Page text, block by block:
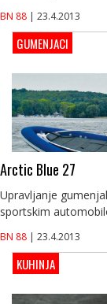
BN 88 | 23.4.2013
GUMENJACI
Arctic Blue 27
Upravljanje
sportskim
BN 88 | 23.4.2013
KUHINJA